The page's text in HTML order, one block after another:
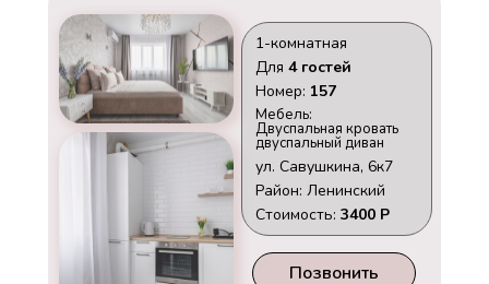
Позвонить
Для 4 гостей
Мебель:
Двуспальная кровать
двуспальный диван
ул. Савушкина, 6к7
Район: Ленинский
Номер: 157
Стоимость: 3400 Р
1-комнатная